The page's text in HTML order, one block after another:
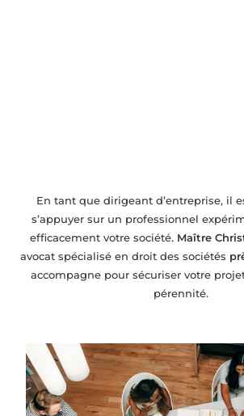
En tant que dirigeant d’entreprise, il
s’appuyer sur un professionnel
efficacement votre société. Maître
avocat spécialisé en droit des sociétés
accompagne pour sécuriser votre
pérennité.